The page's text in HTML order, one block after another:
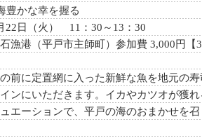
豊かな幸を握る
22日（火） 11：30～13：30
漁港（平戸市主師町）参加費 3,000円【
前に定置網に入った新鮮な魚を地元の
ンにいただきます。イカやカツオが獲
エーションで、平戸の海のおまかせを